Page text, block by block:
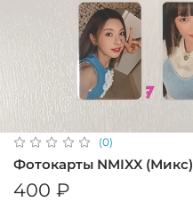
(0)
Фотокарты NMIXX (Микс)
400 ₽